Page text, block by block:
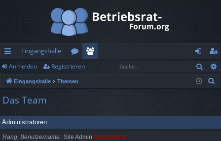
ch
ne
llz
ug
Eingangshalle
or
en
r
n
m
de
eg
ist
re
Anmelden Registrieren
Eingangshalle Themen
Das Team
Administratoren
Rang, Benutzername Site Admin Betriebsrat